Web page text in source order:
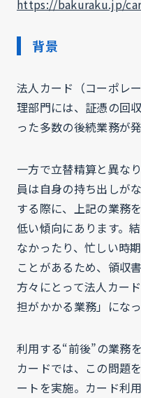
https://bakuraku.jp/
背景
法人カード（コーポレ
理部門には、証憑の回
った多数の後続業務が発
一方で立替精算と異な
員は自身の持ち出しが
する際に、上記の業務
低い傾向にあります。
なかったり、忙しい時
ことがあるため、領収
方々にとって法人カー
担がかかる業務」にな
利用する“前後”の業務
カードでは、この問題
ートを実施。カード利